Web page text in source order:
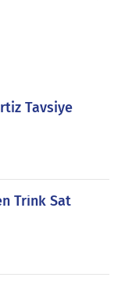
Tavsiye
Trink Sat